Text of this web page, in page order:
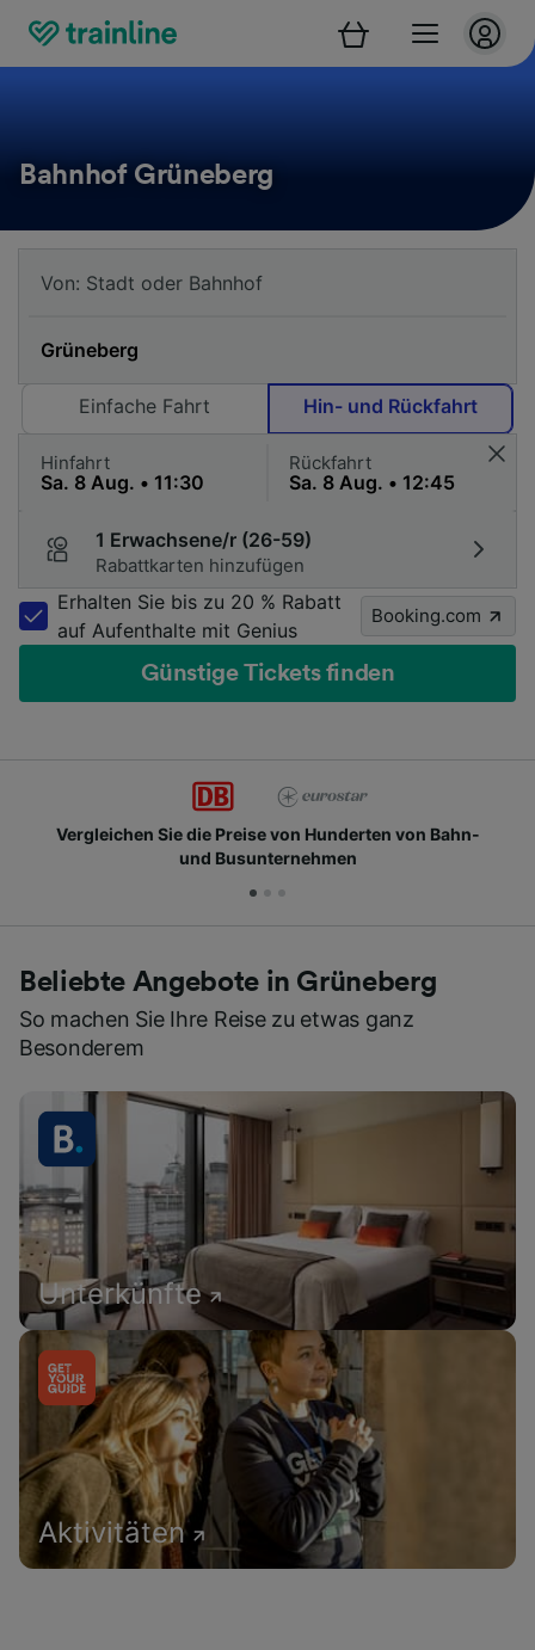
Bahnhof Grüneberg
Einfache Fahrt Hin- und Rückfahrt
Hinfahrt Rückfahrt
1 Erwachsene/r (26-59)
Rabattkarten hinzufügen
Erhalten Sie bis zu 20 % Rabatt
auf Aufenthalte mit Genius
Booking.com
Günstige Tickets finden
Vergleichen Sie die Preise von Hunderten von Bahn-
und Busunternehmen
Beliebte Angebote in Grüneberg
So machen Sie Ihre Reise zu etwas ganz
Besonderem
Unterkünfte
Aktivitäten